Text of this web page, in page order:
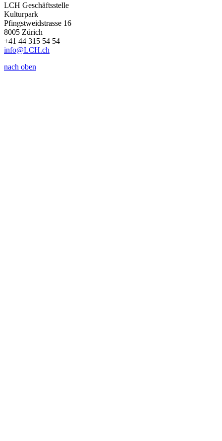
LCH Geschäftsstelle
Kulturpark
Pfingstweidstrasse 16
8005 Zürich
+41 44 315 54 54
info@LCH.ch
nach oben